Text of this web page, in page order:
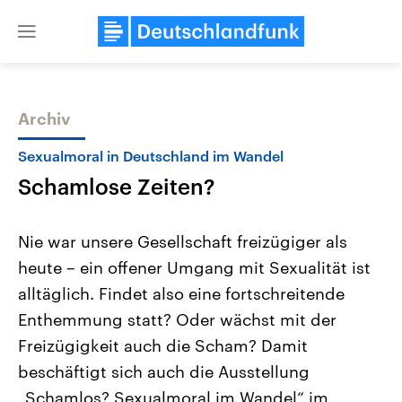
Close
Themen
Landtagswahl Sachsen-Anhalt
2026
Alle Informationen
Sachsen-Anhalt wählt am 6.
September 2026 einen neuen
Landtag. Seit 2021 wird das
Bundesland von einer Koalition aus
USA
Aktuelle Beiträge,
Hintergründe
Wirtschaftlich und
gehören die Vereinigten
den mächtigsten Ländern
mit großem Einfluss auf
Archiv
Sexualmoral in Deutschland im Wandel
Schamlose Zeiten?
Nie war unsere Gesellschaft freizügiger als
heute – ein offener Umgang mit Sexualität ist
alltäglich. Findet also eine fortschreitende
Enthemmung statt? Oder wächst mit der
Freizügigkeit auch die Scham? Damit
beschäftigt sich auch die Ausstellung
„Schamlos? Sexualmoral im Wandel“ im